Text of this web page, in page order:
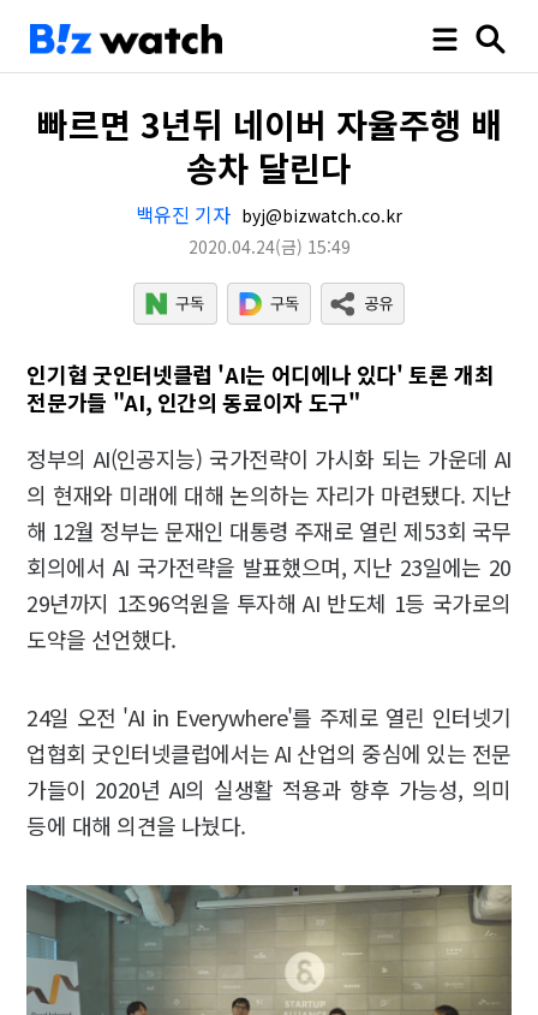
빠르면 3년뒤 네이버 자율주행 배
송차 달린다
백유진 기자 byj@bizwatch.co.kr
2020.04.24(금) 15:49
인기협 굿인터넷클럽 'AI는 어디에나 있다' 토론 개최
전문가들 "AI, 인간의 동료이자 도구"
정부의 AI(인공지능) 국가전략이 가시화 되는 가운데 AI
의 현재와 미래에 대해 논의하는 자리가 마련됐다. 지난
해 12월 정부는 문재인 대통령 주재로 열린 제53회 국무
회의에서 AI 국가전략을 발표했으며, 지난 23일에는 20
29년까지 1조96억원을 투자해 AI 반도체 1등 국가로의
도약을 선언했다.
24일 오전 'AI in Everywhere'를 주제로 열린 인터넷기
업협회 굿인터넷클럽에서는 AI 산업의 중심에 있는 전문
가들이 2020년 AI의 실생활 적용과 향후 가능성, 의미
등에 대해 의견을 나눴다.